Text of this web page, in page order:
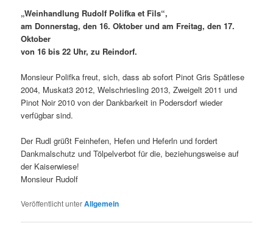
„Weinhandlung Rudolf Polifka et Fils“,
am Donnerstag, den 16. Oktober und am Freitag, den 17.
Oktober
von 16 bis 22 Uhr, zu Reindorf.
Monsieur Polifka freut, sich, dass ab sofort Pinot Gris Spätlese
2004, Muskat3 2012, Welschriesling 2013, Zweigelt 2011 und
Pinot Noir 2010 von der Dankbarkeit in Podersdorf wieder
verfügbar sind.
Der Rudl grüßt Feinhefen, Hefen und Heferln und fordert
Dankmalschutz und Tölpelverbot für die, beziehungsweise auf
der Kaiserwiese!
Monsieur Rudolf
Veröffentlicht unterAllgemein